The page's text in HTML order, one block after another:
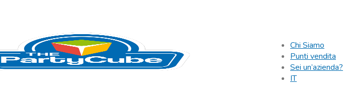
Chi Siamo
Punti vendita
Sei un’azienda?
IT